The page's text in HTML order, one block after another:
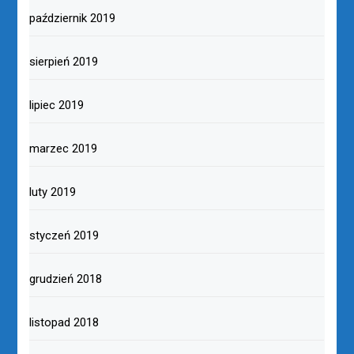
październik 2019
sierpień 2019
lipiec 2019
marzec 2019
luty 2019
styczeń 2019
grudzień 2018
listopad 2018